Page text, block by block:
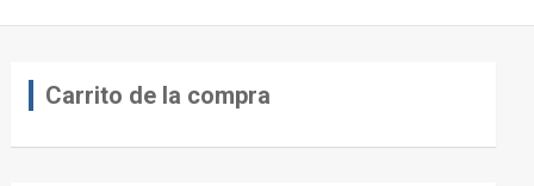
Carrito de la compra